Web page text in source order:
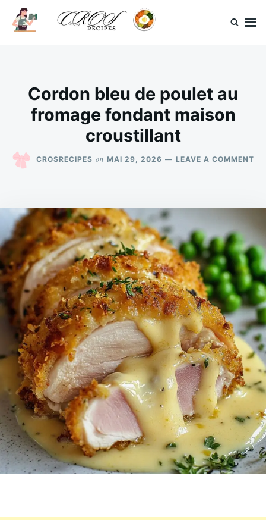
SkipSearch
for:
Cordon bleu de poulet au
fromage fondant maison
croustillant
CROSRECIPES on MAI 29, 2026 LEAVE A COMMENT